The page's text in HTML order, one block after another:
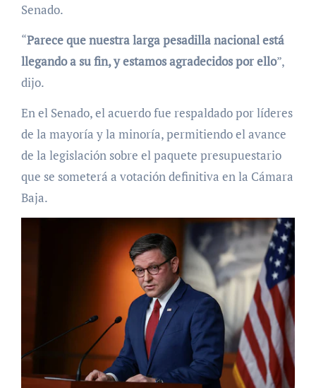
Senado.
“Parece que nuestra larga pesadilla nacional está
llegando a su fin, y estamos agradecidos por ello”,
dijo.
En el Senado, el acuerdo fue respaldado por líderes
de la mayoría y la minoría, permitiendo el avance
de la legislación sobre el paquete presupuestario
que se someterá a votación definitiva en la Cámara
Baja.